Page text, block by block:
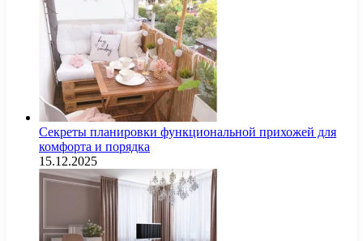
Секреты планировки функциональной прихожей для
комфорта и порядка
15.12.2025